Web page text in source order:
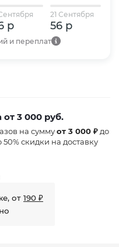
р
21 Сентября
56 р
и переплат
от 3 000 руб.
на суммуот 3 000 ₽ до
скидки на доставку
от 190 ₽